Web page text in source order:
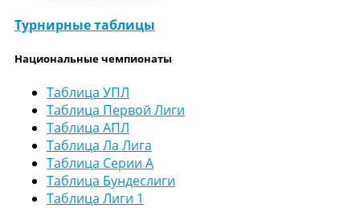
Турнирные таблицы
Национальные чемпионаты
Таблица УПЛ
Таблица Первой Лиги
Таблица АПЛ
Таблица Ла Лига
Таблица Серии А
Таблица Бундеслиги
Таблица Лиги 1